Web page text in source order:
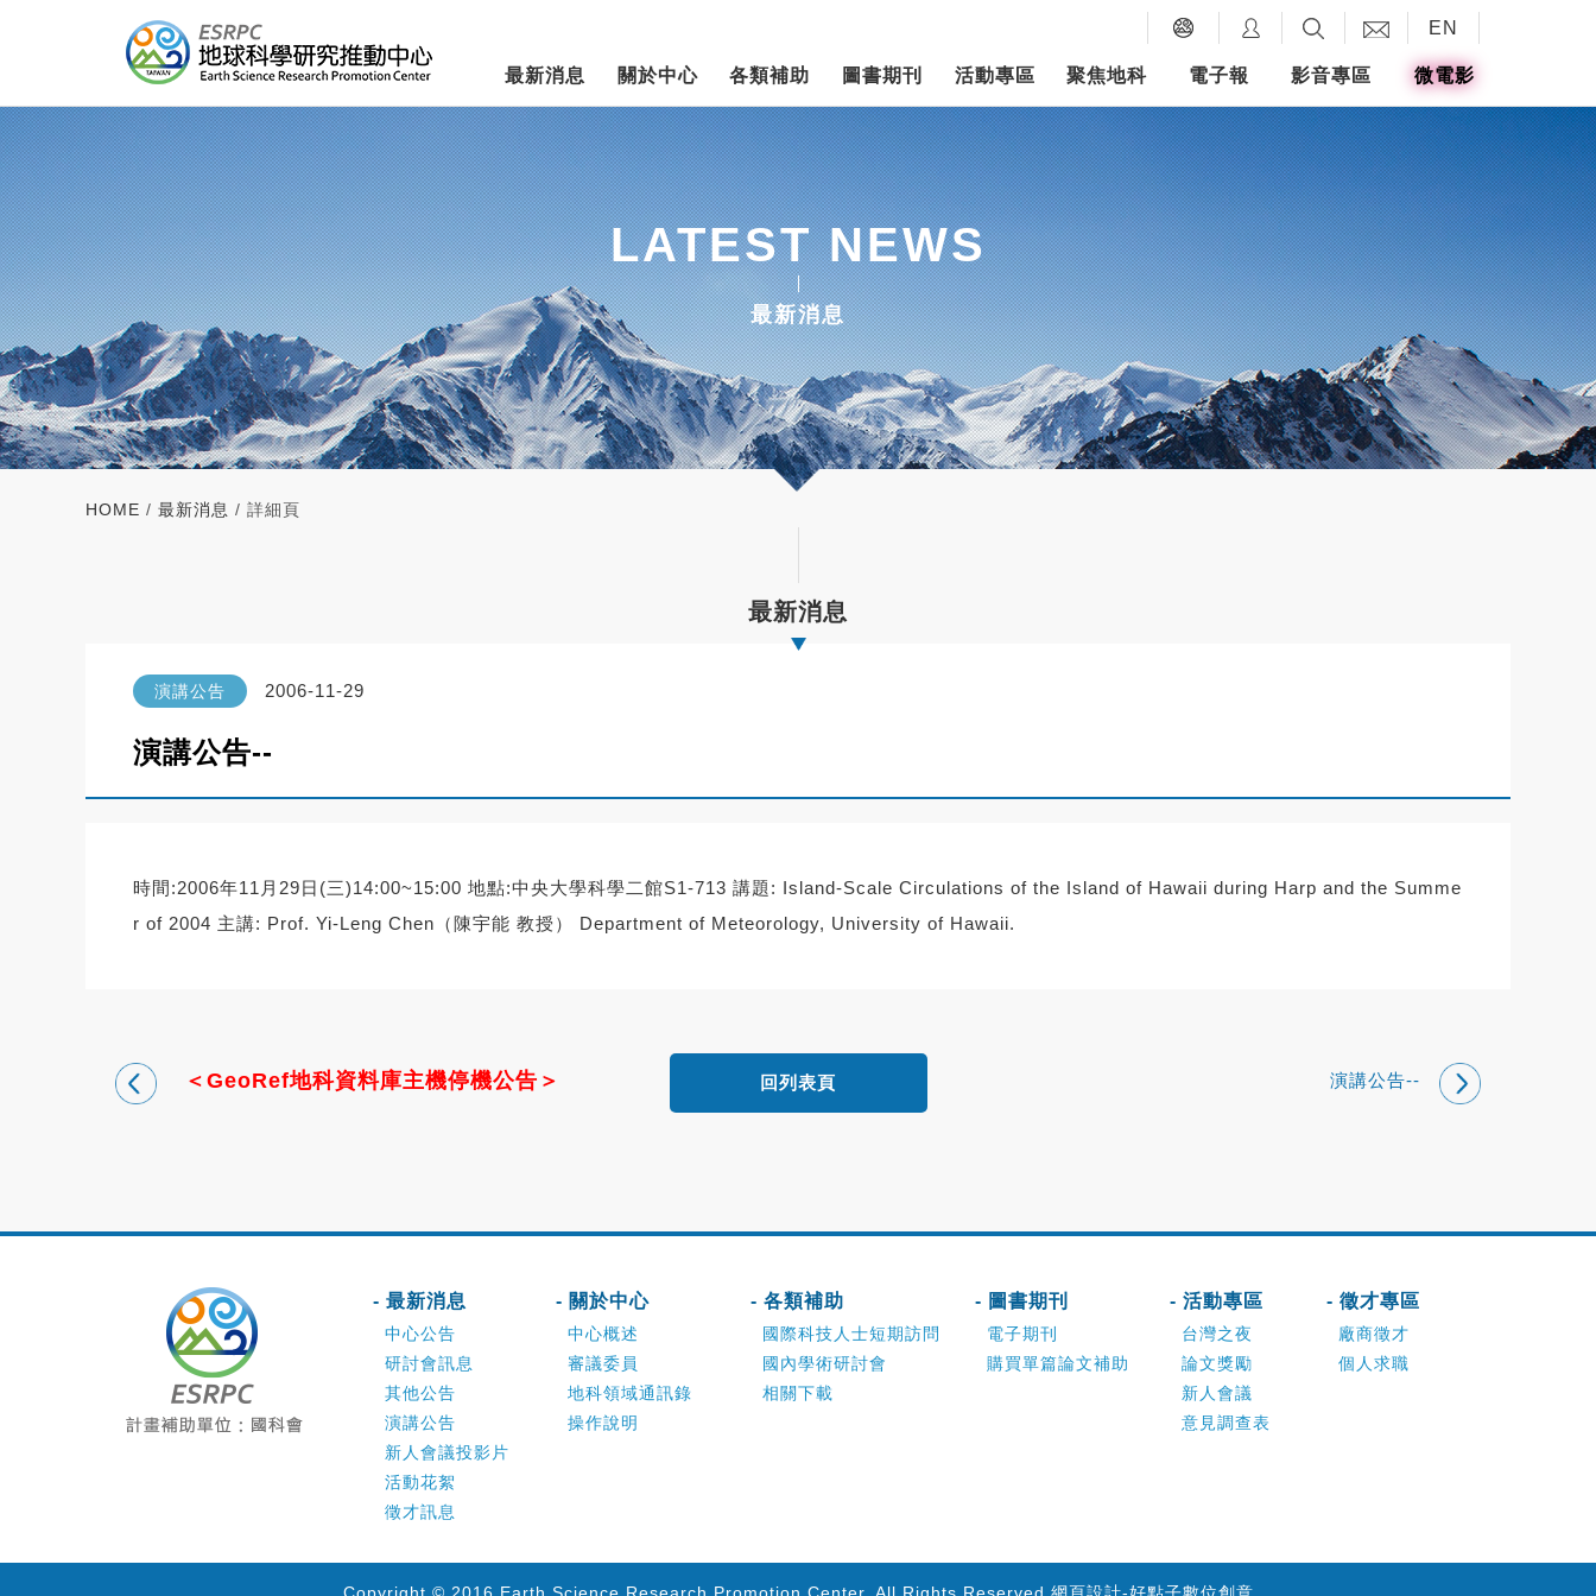
EN
最新消息 關於中心 各類補助 圖書期刊 活動專區 聚焦地科 電子報 影音專區 微電影
LATEST NEWS
最新消息
HOME / 最新消息 / 詳細頁
最新消息
演講公告 2006-11-29
演講公告--
時間:2006年11月29日(三)14:00~15:00 地點:中央大學科學二館S1-713 講題: Island-Scale Circulations of the Island of Hawaii during Harp and the Summe
r of 2004 主講: Prof. Yi-Leng Chen（陳宇能 教授） Department of Meteorology, University of Hawaii.
＜GeoRef地科資料庫主機停機公告＞ 演講公告--
回列表頁
- 最新消息
中心公告
研討會訊息
其他公告
演講公告
新人會議投影片
活動花絮
徵才訊息
- 關於中心
中心概述
審議委員
地科領域通訊錄
操作說明
- 各類補助
國際科技人士短期訪問
國內學術研討會
相關下載
- 圖書期刊
電子期刊
購買單篇論文補助
- 活動專區
台灣之夜
論文獎勵
新人會議
意見調查表
- 徵才專區
廠商徵才
個人求職